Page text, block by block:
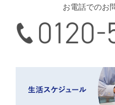
お電話でのお
0120-508-165